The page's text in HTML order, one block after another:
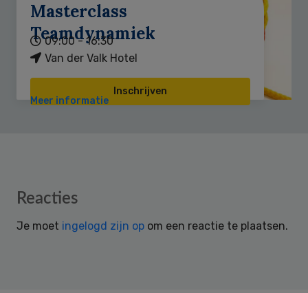
Masterclass
Teamdynamiek
09:00 - 16:30
Van der Valk Hotel
Inschrijven
Meer informatie
Reader
Reacties
Je moet ingelogd zijn op om een reactie te plaatsen.